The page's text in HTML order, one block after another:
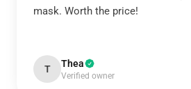
mask. Worth the price!
T Thea
Verified owner